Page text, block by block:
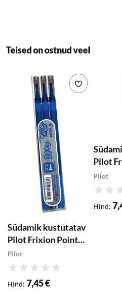
Teised on ostnud veel
Südamik kustutatav
Pilot Frixion Point
0.5 sinine 3tk
Pilot
Hinnang
Hind: 7,45 €
Lisa
Pilot
0.5
Pilot
Hinnang
Hind: